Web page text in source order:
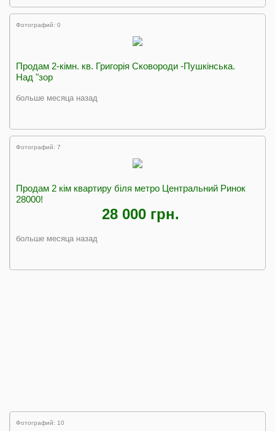
Фотографий: 0
Продам 2-кімн. кв. Григорія Сковороди -Пушкінська.
Над "зор
больше месяца назад
Фотографий: 7
Продам 2 кім квартиру біля метро Центральний Ринок
28000!
28 000 грн.
больше месяца назад
Фотографий: 10